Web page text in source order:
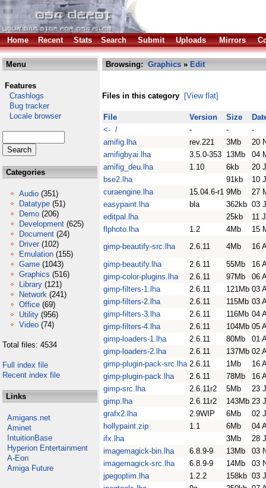
Home Recent Stats Search Submit Uploads Mirrors
Menu
Features
Crashlogs
Bug tracker
Locale browser
Categories
Audio (351)
Datatype (51)
Demo (206)
Development (625)
Document (24)
Driver (102)
Emulation (155)
Game (1043)
Graphics (516)
Library (121)
Network (241)
Office (69)
Utility (956)
Video (74)
Total files: 4534
Full index file
Recent index file
Links
Amigans.net
Aminet
IntuitionBase
Hyperion Entertainment
A-Eon
Amiga Future
Browsing: Graphics » Edit
Files in this category [View flat]
File Version Size
<- /
- -
-
amifig.lha
rev.221 3Mb
20
amifigbyai.lha
3.5.0-353 13Mb
04
amifig_deu.lha
1.10 6kb
20
bse2.lha
91kb
10
curaengine.lha
15.04.6-r1 9Mb
27
easypaint.lha
bla 362kb 03
editpal.lha
25kb
11
flphoto.lha
1.2 4Mb
15
gimp-beautify-src.lha
2.6.11 4Mb
16
gimp-beautify.lha
2.6.11 55Mb
16
gimp-color-plugins.lha
2.6.11 97Mb
06
gimp-filters-1.lha
2.6.11 121Mb 03
gimp-filters-2.lha
2.6.11 115Mb 03
gimp-filters-3.lha
2.6.11 116Mb 04
gimp-filters-4.lha
2.6.11 104Mb 05
gimp-loaders-1.lha
2.6.11 80Mb
01
gimp-loaders-2.lha
2.6.11 137Mb 02
gimp-plugin-pack-src.lha 2.6.11 1Mb
16
gimp-plugin-pack.lha
2.6.11 78Mb
16
gimp-src.lha
2.6.11r2 5Mb
23
gimp.lha
2.6.11r2 143Mb 23
grafx2.lha
2.9WIP 6Mb
02
hollypaint.zip
1.1 6Mb
04
ifx.lha
3Mb
28
imagemagick-bin.lha
6.8.9-9 13Mb
03
imagemagick-src.lha
6.8.9-9 14Mb
03
jpegoptim.lha
1.2.2 158kb 03